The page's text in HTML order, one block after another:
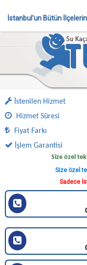
İstanbul'un Bütün
İstenilen Hizmet
Hizmet Süresi
Fiyat Farkı
İşlem Garantisi
Size özel
Size özel
Sadece